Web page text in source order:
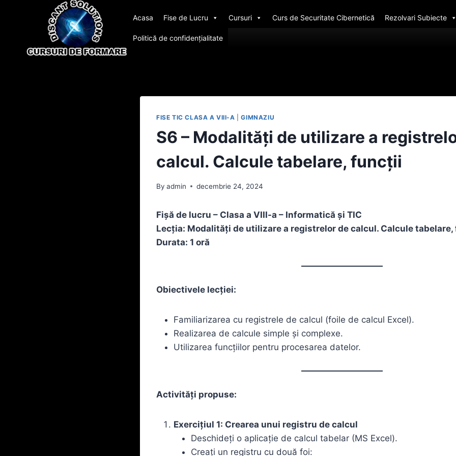
Acasa Fise de Lucru Cursuri Curs de Securitate Cibernetică Rezolvari Subiecte
Politică de confidențialitate
FISE TIC CLASA A VIII-A |GIMNAZIU
S6 – Modalități de utilizare a
calcul. Calcule tabelare, funcții
By admin decembrie 24, 2024
Fișă de lucru – Clasa a VIII-a – Informatică și TIC
Lecția: Modalități de utilizare a registrelor de calcul. Calcule
Durata: 1 oră
Obiectivele lecției:
Familiarizarea cu registrele de calcul (foile de calcul Excel).
Realizarea de calcule simple și complexe.
Utilizarea funcțiilor pentru procesarea datelor.
Activități propuse:
Exercițiul 1: Crearea unui registru de calcul
Deschideți o aplicație de calcul tabelar (MS Excel).
Creați un registru cu două foi: